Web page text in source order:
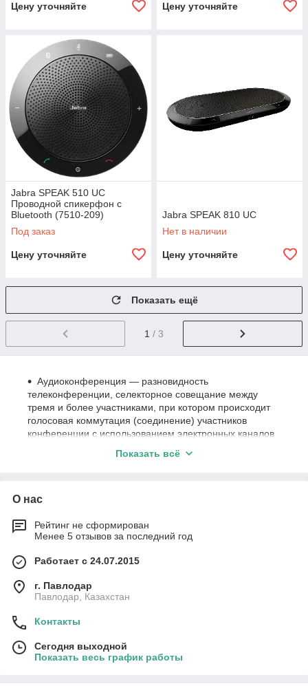
Цену уточняйте Цену уточняйте
Jabra SPEAK 510 UC
Проводной спикерфон с
Bluetooth (7510-209)
Под заказ
Цену уточняйте
Jabra SPEAK 810 UC
Нет в наличии
Цену уточняйте
Показать ещё
1 / 3
Аудиоконференция — разновидность
телеконференции, селекторное совещание между
тремя и более участниками, при котором происходит
голосовая коммутация (соединение) участников
конференции с использованием электронных каналов
(ведущий конференции), который управляет ею и
Показать всё
О нас
Рейтинг не сформирован
Менее 5 отзывов за последний год
Работает с 24.07.2015
г. Павлодар
Павлодар, Казахстан
Контакты
Сегодня выходной
Показать весь график работы